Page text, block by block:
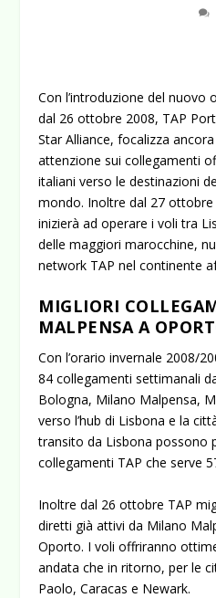
Con l’introduzione del nuovo
dal 26 ottobre 2008, TAP
Star Alliance, focalizza
attenzione sui collegamenti
italiani verso le destinazioni
mondo. Inoltre dal 27
inizierà ad operare i voli tra
delle maggiori marocchine,
network TAP nel continente
MIGLIORI
MALPENSA A
Con l’orario invernale 2008/
84 collegamenti settimanali
Bologna, Milano Malpensa,
verso l’hub di Lisbona e la
transito da Lisbona possono
collegamenti TAP che serve
Inoltre dal 26 ottobre TAP
diretti già attivi da Milano
Oporto. I voli offriranno
andata che in ritorno, per le
Paolo, Caracas e Newark.